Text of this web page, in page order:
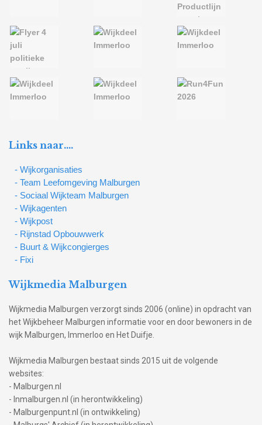
Links naar….
- Wijkorganisaties
- Team Leefomgeving Malburgen
- Sociaal Wijkteam Malburgen
- Wijkagenten
- Wijkpost
- Rijnstad Opbouwwerk
- Buurt & Wijkcongierges
- Fixi
Wijkmedia Malburgen
Wijkmedia Malburgen verzorgt sinds 2006 (online) in opdracht van
het Wijkbeheer Malburgen informatie voor en door bewoners in de
wijk Malburgen, Immerloo en Het Duifje.
Wijkmedia Malburgen bestaat sinds 2015 uit de volgende
websites:
- Malburgen.nl
- Inmalburgen.nl (in herontwikkeling)
- Malburgenpunt.nl (in ontwikkeling)